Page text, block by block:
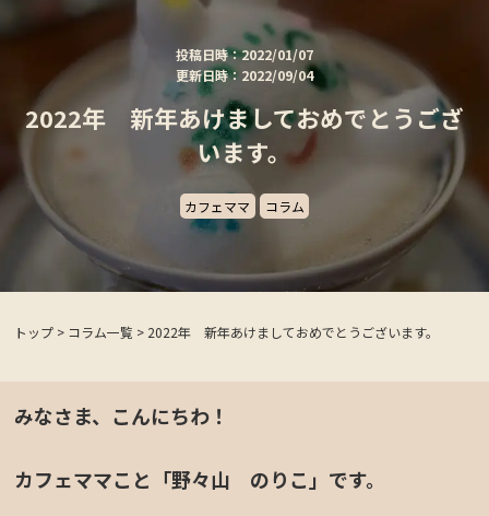
投稿日時：2022/01/07
更新日時：2022/09/04
2022年 新年あけましておめでとうござ
います。
カフェママ コラム
トップ > コラム一覧 > 2022年 新年あけましておめでとうございます。
みなさま、こんにちわ！
カフェママこと「野々山 のりこ」です。